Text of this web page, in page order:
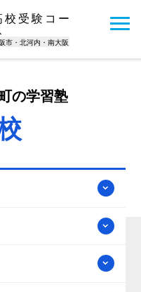
校受験コー
市・北河内・南大阪
の学習塾